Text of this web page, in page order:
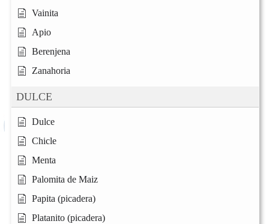
Vainita
Apio
Berenjena
Zanahoria
DULCE
Dulce
Chicle
Menta
Palomita de Maiz
Papita (picadera)
Platanito (picadera)